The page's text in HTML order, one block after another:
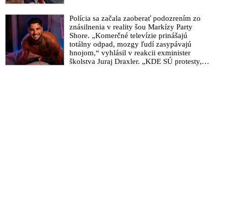
Polícia sa začala zaoberať podozrením zo
znásilnenia v reality šou Markízy Party
Shore. „Komerčné televízie prinášajú
totálny odpad, mozgy ľudí zasypávajú
hnojom,“ vyhlásil v reakcii exminister
školstva Juraj Draxler. „KDE SÚ protesty,